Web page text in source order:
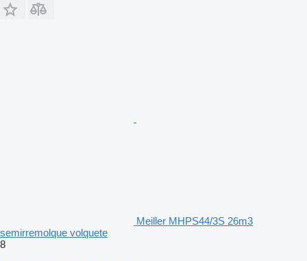
Meiller MHPS44/3S 26m3
semirremolque volquete
8